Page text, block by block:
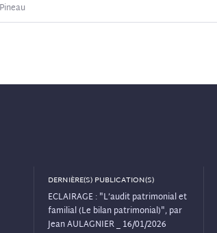
DERNIÈRE(S) PUBLICATION(S)
ECLAIRAGE : "L’audit patrimonial et
familial (Le bilan patrimonial)", par
Jean AULAGNIER _ 16/01/2026